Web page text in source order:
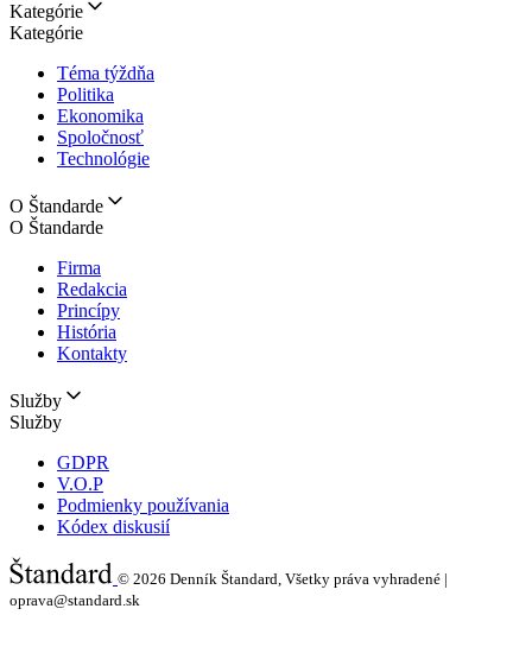
Kategórie
Kategórie
Téma týždňa
Politika
Ekonomika
Spoločnosť
Technológie
O Štandarde
O Štandarde
Firma
Redakcia
Princípy
História
Kontakty
Služby
Služby
GDPR
V.O.P
Podmienky používania
Kódex diskusií
© 2026 Denník Štandard, Všetky práva vyhradené |
oprava@standard.sk